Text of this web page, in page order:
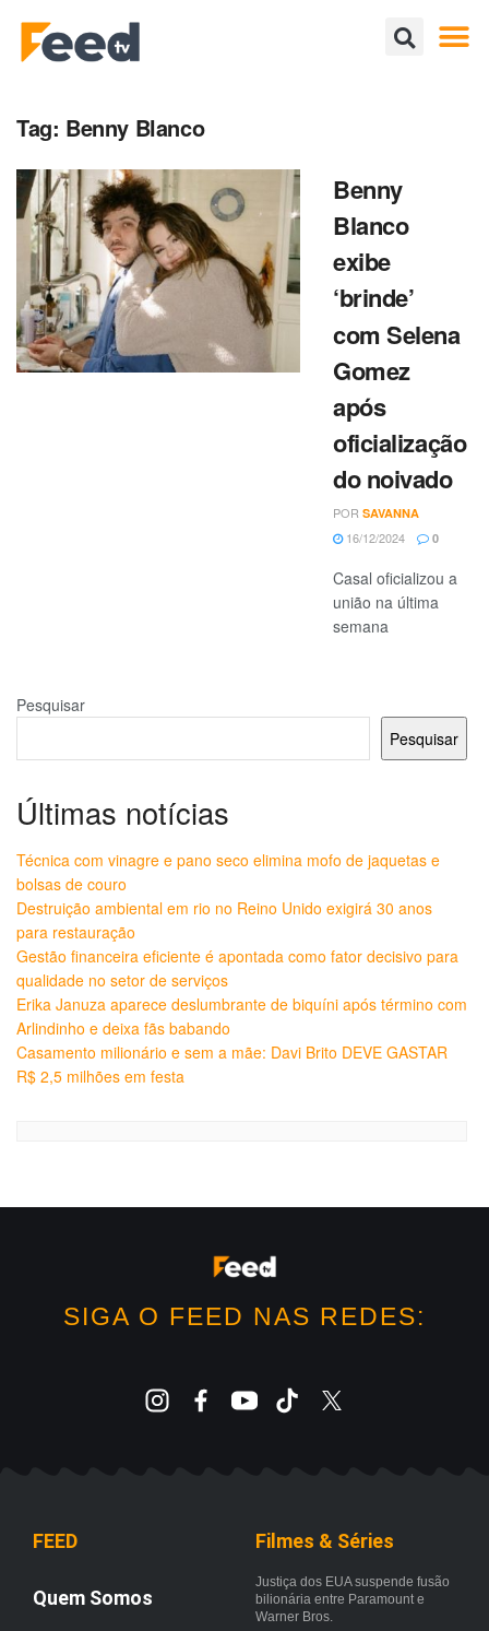
Tag: Benny Blanco
Benny
Blanco
exibe
‘brinde’
com Selena
Gomez
após
oficialização
do noivado
POR SAVANNA
16/12/2024 0
Casal oficializou a
união na última
semana
Pesquisar
Pesquisar
Últimas notícias
Técnica com vinagre e pano seco elimina mofo de jaquetas e
bolsas de couro
Destruição ambiental em rio no Reino Unido exigirá 30 anos
para restauração
Gestão financeira eficiente é apontada como fator decisivo para
qualidade no setor de serviços
Erika Januza aparece deslumbrante de biquíni após término com
Arlindinho e deixa fãs babando
Casamento milionário e sem a mãe: Davi Brito DEVE GASTAR
R$ 2,5 milhões em festa
SIGA O FEED NAS REDES:
FEED
Quem Somos
Filmes & Séries
Justiça dos EUA suspende fusão
bilionária entre Paramount e
Warner Bros.